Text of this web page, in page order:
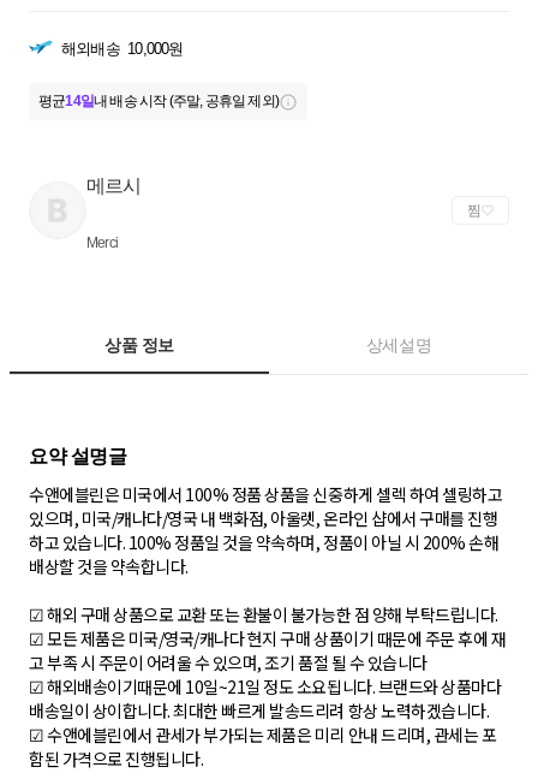
해외배송 10,000원
평균14일내 배송 시작 (주말, 공휴일 제외)
메르시
Merci
찜
상품 정보 상세설명
요약 설명글
수앤에블린은 미국에서 100% 정품 상품을 신중하게 셀렉 하여 셀링하고
있으며, 미국/캐나다/영국 내 백화점, 아울렛, 온라인 샵에서 구매를 진행
하고 있습니다. 100% 정품일 것을 약속하며, 정품이 아닐 시 200% 손해
배상할 것을 약속합니다.
☑ 해외 구매 상품으로 교환 또는 환불이 불가능한 점 양해 부탁드립니다.
☑ 모든 제품은 미국/영국/캐나다 현지 구매 상품이기 때문에 주문 후에 재
고 부족 시 주문이 어려울 수 있으며, 조기 품절 될 수 있습니다
☑ 해외배송이기때문에 10일~21일 정도 소요됩니다. 브랜드와 상품마다
배송일이 상이합니다. 최대한 빠르게 발송드리려 항상 노력하겠습니다.
☑ 수앤에블린에서 관세가 부가되는 제품은 미리 안내 드리며, 관세는 포
함된 가격으로 진행됩니다.